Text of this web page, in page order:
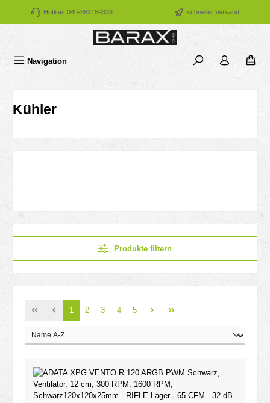
Zum Hauptinhalt springen
Hotline: 040-882159333 schneller Versand
Navigation
Kühler
Produkte filtern
Seite
1 Seite
2 Seite
3 Seite
4 Seite
5